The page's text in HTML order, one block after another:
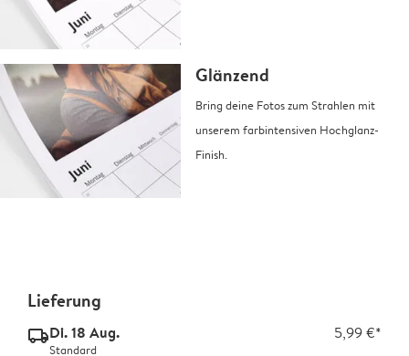
Glänzend
Bring deine Fotos zum Strahlen mit
unserem farbintensiven Hochglanz-
Finish.
Lieferung
delivery_standard_v2Di. 18 Aug. 5,99 €*
Standard